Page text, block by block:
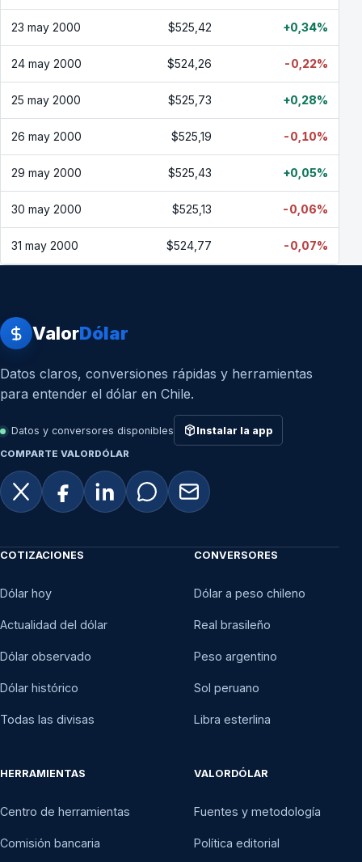
23 may 2000 $525,42 +0,34%
24 may 2000 $524,26 -0,22%
25 may 2000 $525,73 +0,28%
26 may 2000 $525,19 -0,10%
29 may 2000 $525,43 +0,05%
30 may 2000 $525,13 -0,06%
31 may 2000 $524,77 -0,07%
ValorDólar
Datos claros, conversiones rápidas y herramientas
para entender el dólar en Chile.
Datos y conversores disponibles Instalar la app
COMPARTE VALORDÓLAR
COTIZACIONES
Dólar hoy
Actualidad del dólar
Dólar observado
Dólar histórico
Todas las divisas
CONVERSORES
Dólar a peso chileno
Real brasileño
Peso argentino
Sol peruano
Libra esterlina
HERRAMIENTAS
Centro de herramientas
Comisión bancaria
VALORDÓLAR
Fuentes y metodología
Política editorial